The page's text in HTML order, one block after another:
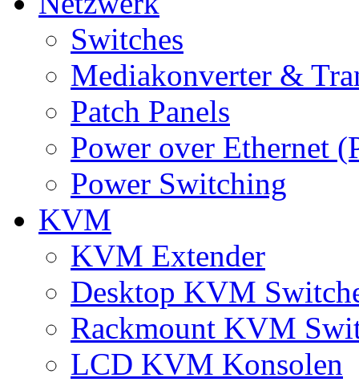
Switches
Mediakonverter &
Patch Panels
Power over Ethernet
Power Switching
KVM
KVM Extender
Desktop KVM
Rackmount KVM
LCD KVM Konsolen